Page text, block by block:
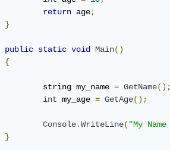
return age;
}
public static void Main()
{
		string my_name
= GetName();
int my_age = GetAge();
Console.WriteLine( "My
}